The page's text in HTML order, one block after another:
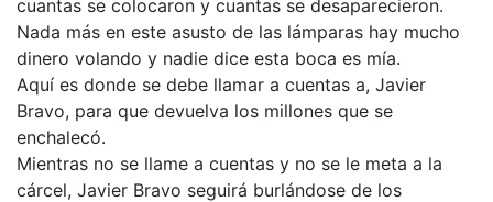
cuantas se colocaron y cuantas se desaparecieron.
Nada más en este asusto de las lámparas hay mucho
dinero volando y nadie dice esta boca es mía.
Aquí es donde se debe llamar a cuentas a, Javier
Bravo, para que devuelva los millones que se
enchalecó.
Mientras no se llame a cuentas y no se le meta a la
cárcel, Javier Bravo seguirá burlándose de los